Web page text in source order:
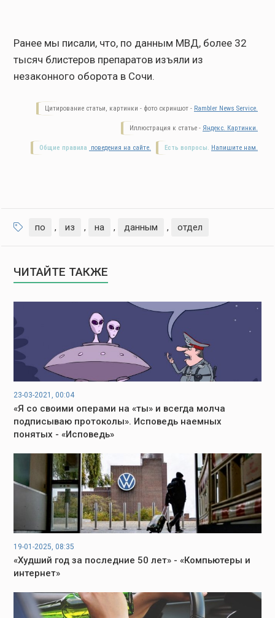
Ранее мы писали, что, по данным МВД, более 32
тысяч блистеров препаратов изъяли из
незаконного оборота в Сочи.
Цитирование статьи, картинки - фото скриншот - Rambler News Service.
Иллюстрация к статье - Яндекс. Картинки.
Есть вопросы. Напишите нам.
Общие правила поведения на сайте.
по , из , на , данным , отдел
ЧИТАЙТЕ ТАКЖЕ
23-03-2021, 00:04
«Я со своими операми на «ты» и всегда молча
подписываю протоколы». Исповедь наемных
понятых - «Исповедь»
19-01-2025, 08:35
«Худший год за последние 50 лет» - «Компьютеры и
интернет»